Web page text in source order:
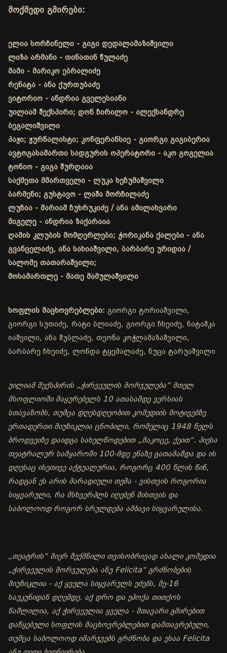
მოქმედი გმირები:
ელია სორჩინელი - გიგი დედალამაზიშვილი
ლიზა არმანი - თინათინ წულაძე
მამი - მარიკო ებრალიძე
რენატა - ანა ქურთუბაძე
ვიტორიო - ანდრია გველესიანი
უილიამ შექსპირი; დონ ჩირილო - ალექსანდრე
ბეგალიშვილი
პაჟი; ჟურნალისტი; კონფერანსიე - გიორგი გიგიბერია
ავტოგასამართი სადგურის ოპერატორი - აკო გოგელია
ტონიო - გიგა შურღაია
საქმეთა მმართველი - ლუკა ხეჩუმაშვილი
ბარმენი; გუსტავო - ლაშა მორჩილაძე
ლუჩია - მარიამ ჩუხრუკიძე / ანა ამილახვარი
მიგელე - ანდრია ზაქარაია
ღამის კლუბის მომღერლები; ჭორიკანა ქალები - ანა
გვანცელაძე, ანა სახიაშვილი, ბარბარე ურიდია /
სალომე თათარაშვილი;
მოსამართლე - მათე მამულაშვილი
სოფლის მაცხოვრებლები: გიორგი ტორიაშვილი,
გიორგი სუთიძე, რატი ბლიაძე, გიორგი ჩხეიძე, ნატაშკა
იაშვილი, ანა შუბლაძე, თეონა კოჭლამაზაშვილი,
ბარბარე ჩხეიძე, ლონდა ტყემალაძე, ნუცა ტარუაშვილი
უილიამ შექსპირის „ჭირვეულის მორჯულება“ მთელ
მსოფლიოში მაყურებელს 10 ათასამდე ვერსიას
სთავაზობს, თუმცა დღესდღეობით კომედიის მოტივებზე
ერთადერთი მიუზიკლია ცნობილი, რომელიც 1948 წელს
ბროდვეიზე დაიდგა სახელწოდებით „მაკოცე, ქეით“. პიესა
თეატრალურ სამყაროში 100-მდე ენაზე გათამაშდა და ის
დღესაც ისეთივე აქტუალურია, როგორც 400 წლის წინ,
რადგან ეს არის მარადიული თემა - ვისთვის როგორია
სიყვარული, რა მსხვერპლს იღებენ მისთვის და
საბოლოოდ როგორ სრულდება ამბავი სიყვარულისა.
„თეატრის“ მიერ შექმნილი თვისობრივად ახალი კომედია
„ჭირვეულის მორჯულება ანუ Felicita“ გრძნობების
მიუზიკლია - აქ ყველა სიყვარულს ეძებს, მე-16
საუკუნიდან დღემდე. აქ დრო და ეპოქა თითქოს
წაშლილია, აქ ჭირვეულია ყველა - მთავარი გმირებით
დაწყებული სოფლის მაცხოვრებლებით დამთავრებული,
თუმცა საბოლოოდ იმარჯვებს გრძნობა და ესაა Felicita